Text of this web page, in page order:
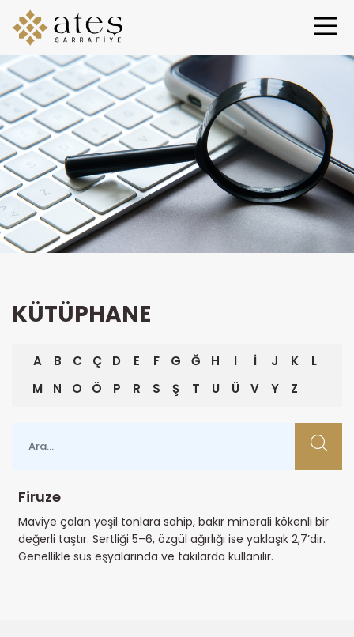
KÜTÜPHANE
A B C Ç D E F G Ğ H I İ J K
L
M
N O Ö P R S Ş T U Ü V Y Z
Firuze
Maviye çalan yeşil tonlara sahip, bakır minerali kökenli bir
değerli taştır. Sertliği 5–6, özgül ağırlığı ise yaklaşık 2,7’dir.
Genellikle süs eşyalarında ve takılarda kullanılır.